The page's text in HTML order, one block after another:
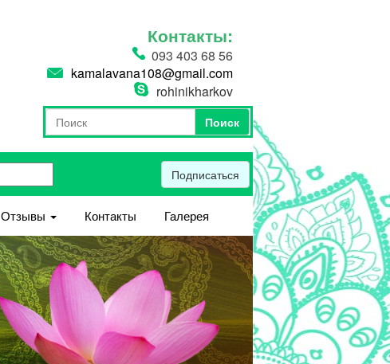
Контакты:
093 403 68 56
kamalavana108@gmail.com
rohinikharkov
Форма поиска
Поиск
Поиск
Подписаться
Отзывы Контакты Галерея